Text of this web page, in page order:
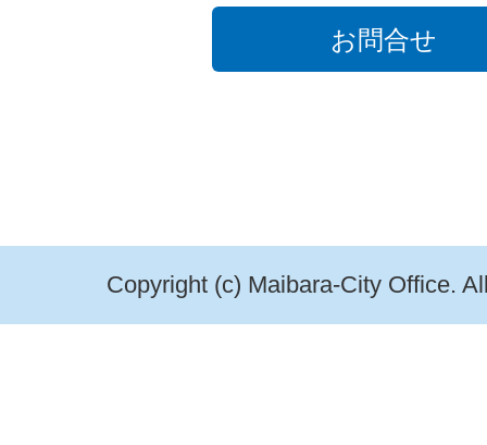
お問合せ
Copyright (c) Maibara-City Office.